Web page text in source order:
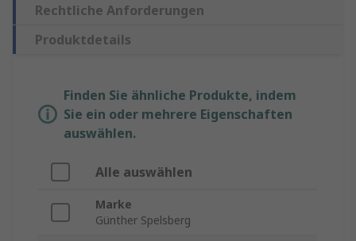
Rechtliche Anforderungen
Produktdetails
Finden Sie ähnliche Produkte, indem
Sie ein oder mehrere Eigenschaften
auswählen.
Alle auswählen
Marke
Günther Spelsberg